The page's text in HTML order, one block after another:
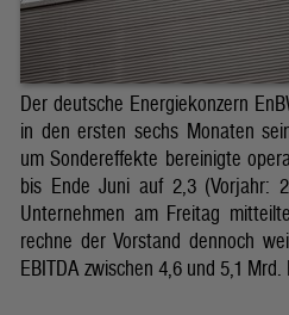
Der deutsche Energiekonzern
in den ersten sechs Monaten
um Sondereffekte bereinigte
bis Ende Juni auf 2,3 (Vorjahr:
Unternehmen am Freitag
rechne der Vorstand dennoch
EBITDA zwischen 4,6 und 5,1 Mrd.